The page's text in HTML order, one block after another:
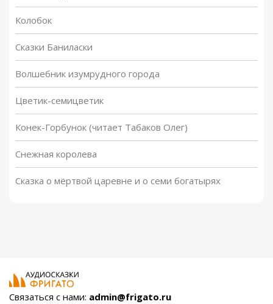
Колобок
Сказки Баниласки
Волшебник изумрудного города
Цветик-семицветик
Конек-Горбунок (читает Табаков Олег)
Снежная королева
Сказка о мёртвой царевне и о семи богатырях
Связаться с нами: admin@frigato.ru